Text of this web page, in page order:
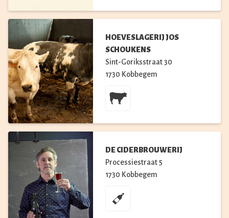
HOEVESLAGERIJ JOS
SCHOUKENS
Sint-Goriksstraat 30
1730 Kobbegem
DE CIDERBROUWERIJ
Processiestraat 5
1730 Kobbegem